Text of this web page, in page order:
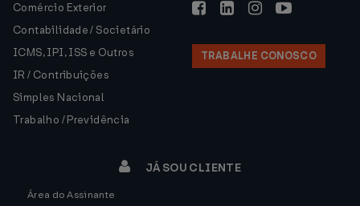
Comércio Exterior
Contabilidade / Societário
ICMS, IPI, ISS e Outros
IR / Contribuições
Simples Nacional
Trabalho / Previdência
TRABALHE CONOSCO
JÁ SOU CLIENTE
Área do Assinante